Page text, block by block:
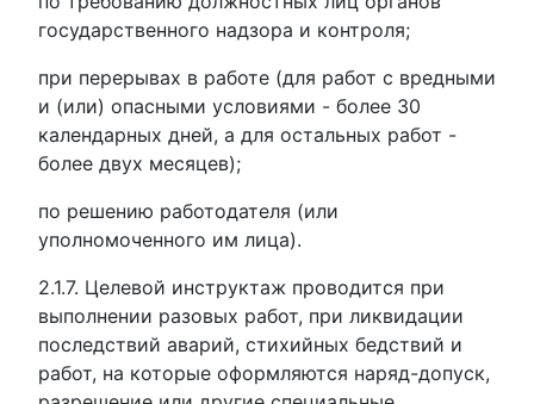
государственного надзора и контроля;
при перерывах в работе (для работ с вредными
и (или) опасными условиями - более 30
календарных дней, а для остальных работ -
более двух месяцев);
по решению работодателя (или
уполномоченного им лица).
2.1.7. Целевой инструктаж проводится при
выполнении разовых работ, при ликвидации
последствий аварий, стихийных бедствий и
работ, на которые оформляются наряд-допуск,